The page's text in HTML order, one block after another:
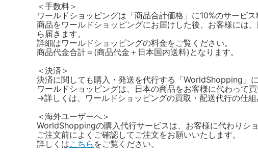
＜手数料＞
ワールドショッピングは「商品合計価格」に10%のサービス
商品をワールドショッピングにお届けした後、お客様には
ら届きます。
詳細はワールドショッピングの料金をご覧ください。
商品代金合計＝(商品代金＋日本国内送料)となります。
＜決済＞
決済に関しても購入・発送を代行する「WorldShopping」
ワールドショッピングは、日本の商品をお客様に代わって
→詳しくは、ワールドショッピングの買取・配送代行の仕組
＜海外ユーザーへ＞
WorldShoppingの購入代行サービスは、お客様に代わりシ
ご注文前によくご確認してご注文をお願いいたします。
詳しくはこちら をご覧ください。